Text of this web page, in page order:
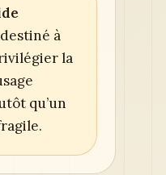
à
la
qu’un